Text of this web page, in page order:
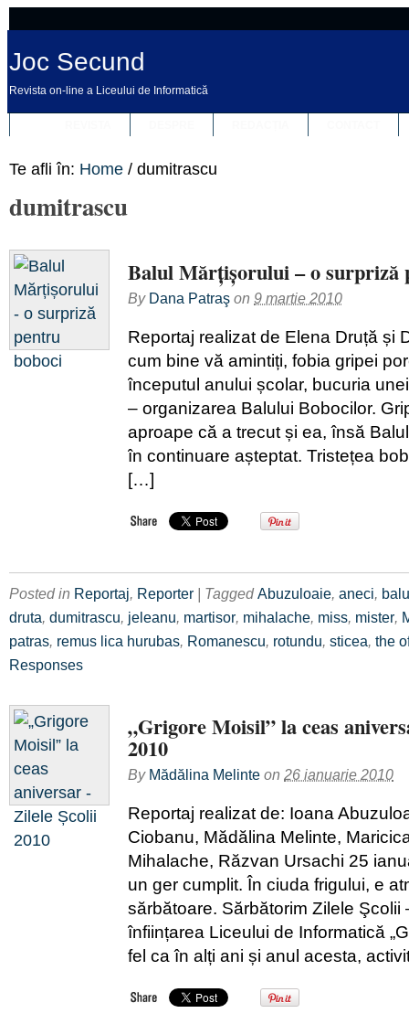
Joc Secund
Revista on-line a Liceului de Informatică
Te afli în: Home / dumitrascu
dumitrascu
Balul Mărțișorului – o surpriză
By Dana Patraş on 9 martie 2010
Reportaj realizat de Elena Druță și
cum bine vă amintiți, fobia gripei
începutul anului școlar, bucuria
– organizarea Balului Bobocilor.
aproape că a trecut și ea, însă
în continuare așteptat. Tristețea
[…]
Posted in Reportaj, Reporter | TaggedAbuzuloaie, aneci,
druta, dumitrascu, jeleanu, martisor, mihalache, miss, mister,
patras, remus lica hurubas, Romanescu, rotundu, sticea, the
Responses
„Grigore Moisil” la ceas
2010
By Mădălina Melinte on 26 ianuarie 2010
Reportaj realizat de: Ioana
Ciobanu, Mădălina Melinte,
Mihalache, Răzvan Ursachi 25
un ger cumplit. În ciuda frigului, e
sărbătoare. Sărbătorim Zilele Şcolii
înființarea Liceului de Informatică
fel ca în alți ani și anul acesta,